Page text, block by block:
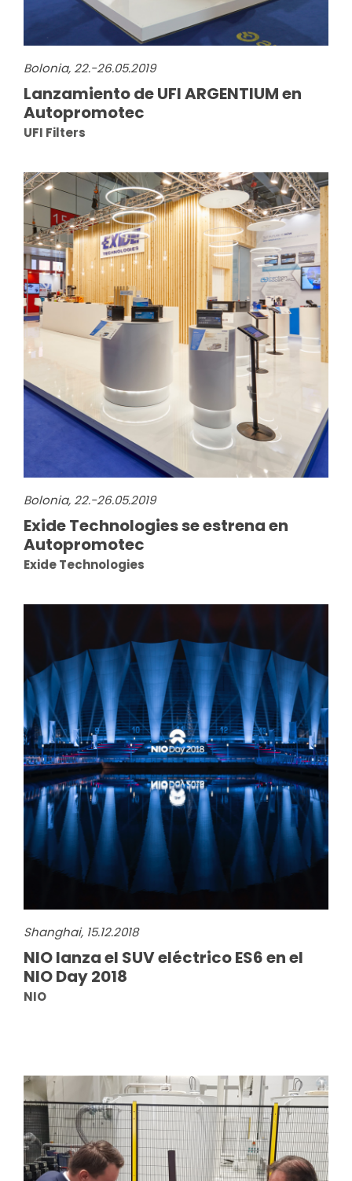
Bolonia, 22.-26.05.2019
Lanzamiento de UFI ARGENTIUM en
Autopromotec
UFI Filters
Bolonia, 22.-26.05.2019
Exide Technologies se estrena en
Autopromotec
Exide Technologies
Shanghai, 15.12.2018
NIO lanza el SUV eléctrico ES6 en el
NIO Day 2018
NIO